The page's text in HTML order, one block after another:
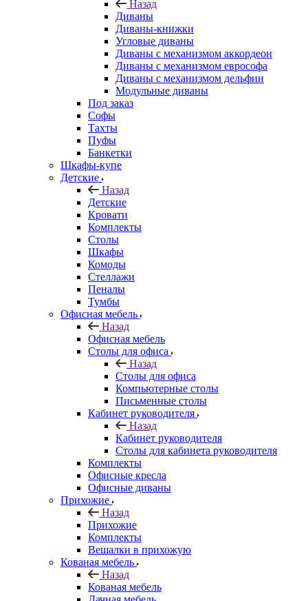
Назад
Диваны
Диваны-книжки
Угловые диваны
Диваны с механизмом аккордеон
Диваны с механизмом еврософа
Диваны с механизмом дельфин
Модульные диваны
Под заказ
Софы
Тахты
Пуфы
Банкетки
Шкафы-купе
Детские
Назад
Детские
Кровати
Комплекты
Столы
Шкафы
Комоды
Стеллажи
Пеналы
Тумбы
Офисная мебель
Назад
Офисная мебель
Столы для офиса
Назад
Столы для офиса
Компьютерные столы
Письменные столы
Кабинет руководителя
Назад
Кабинет руководителя
Столы для кабинета руководителя
Комплекты
Офисные кресла
Офисные диваны
Прихожие
Назад
Прихожие
Комплекты
Вешалки в прихожую
Кованая мебель
Назад
Кованая мебель